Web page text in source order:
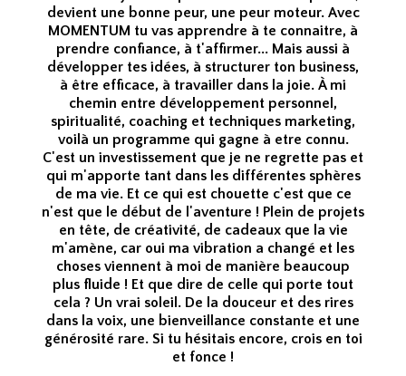
devient une bonne peur, une peur moteur. Avec
MOMENTUM tu vas apprendre à te connaitre, à
prendre confiance, à t'affirmer... Mais aussi à
développer tes idées, à structurer ton business,
à être efficace, à travailler dans la joie. À mi
chemin entre développement personnel,
spiritualité, coaching et techniques marketing,
voilà un programme qui gagne à etre connu.
C'est un investissement que je ne regrette pas et
qui m'apporte tant dans les différentes sphères
de ma vie. Et ce qui est chouette c'est que ce
n'est que le début de l'aventure ! Plein de projets
en tête, de créativité, de cadeaux que la vie
m'amène, car oui ma vibration a changé et les
choses viennent à moi de manière beaucoup
plus fluide ! Et que dire de celle qui porte tout
cela ? Un vrai soleil. De la douceur et des rires
dans la voix, une bienveillance constante et une
générosité rare. Si tu hésitais encore, crois en toi
et fonce !